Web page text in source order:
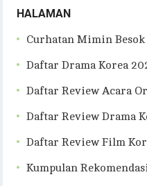
HALAMAN
Curhatan Mimin Besok
Daftar Drama Korea
Daftar Review Acara
Daftar Review Drama
Daftar Review Film
Kumpulan